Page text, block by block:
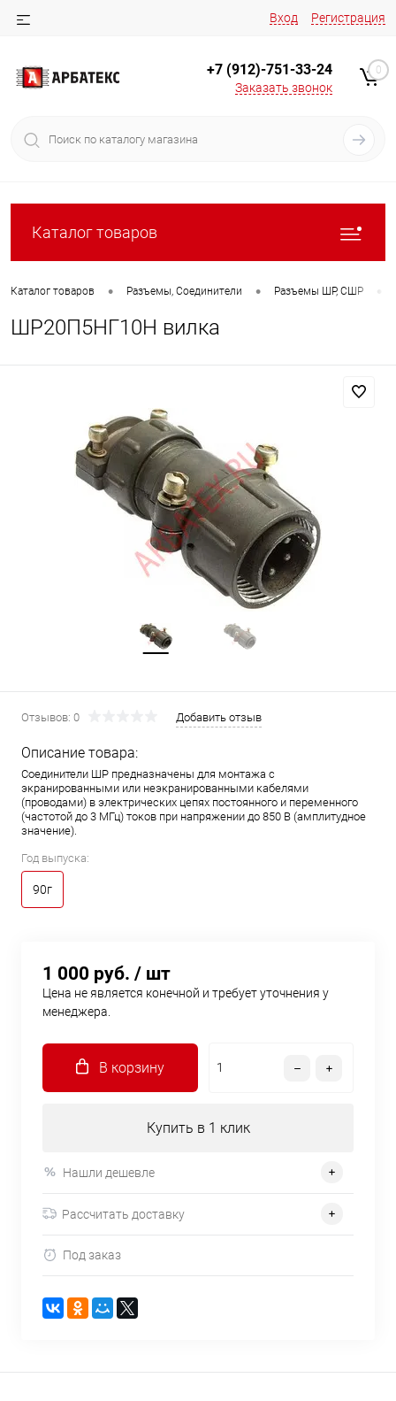
Вход Регистрация
+7 (912)-751-33-24
Заказать звонок
0
Каталог товаров
Каталог товаров • Разъемы, Соединители • Разъемы ШР, СШР
ШР20П5НГ10Н вилка
Отзывов: 0 Добавить отзыв
Описание товара:
Соединители ШР предназначены для монтажа с
экранированными или неэкранированными кабелями
(проводами) в электрических цепях постоянного и переменного
(частотой до 3 МГц) токов при напряжении до 850 В (амплитудное
значение).
Год выпуска:
90г
1 000 руб. / шт
Цена не является конечной и требует уточнения у
менеджера.
В корзину
Купить в 1 клик
Нашли дешевле
Рассчитать доставку
Под заказ